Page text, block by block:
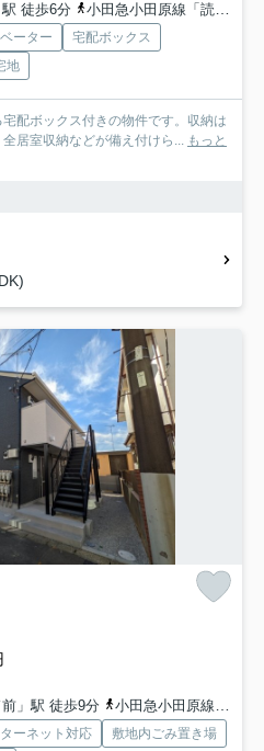
徒歩6分
小田急小田原線「読売ランド前」駅 徒歩18分
ーター
宅配ボックス
地
配ボックス付きの物件です。収納は
居室収納などが備え付けら... もっと
」駅 徒歩9分
小田急小田原線「百合ヶ丘」駅 徒歩17分
ーネット対応 敷地内ごみ置き場